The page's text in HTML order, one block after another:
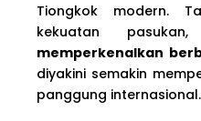
Tiongkok modern.
kekuatan
memperkenalkan
diyakini semakin
panggung internasional.